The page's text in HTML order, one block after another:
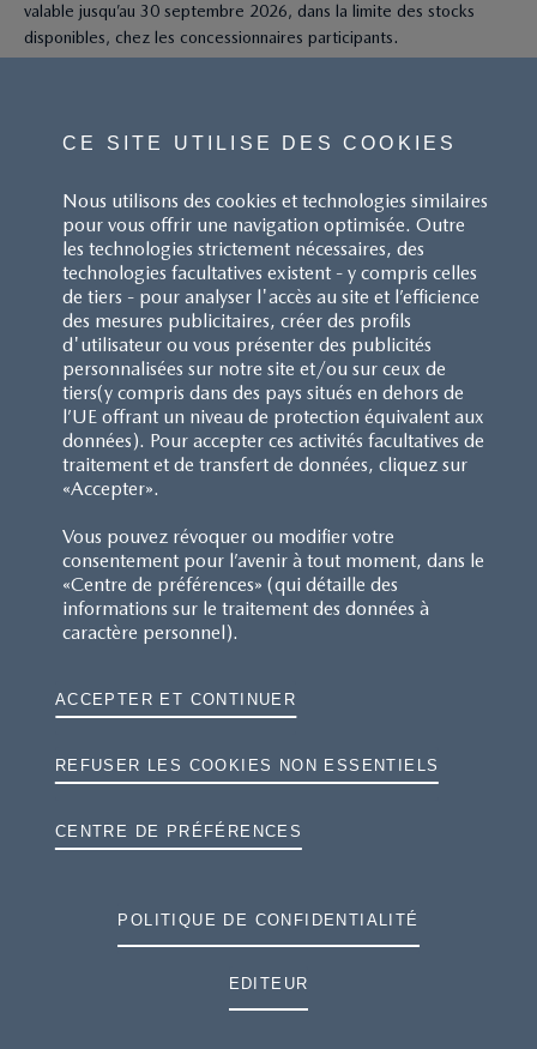
DEMANDER UN DEVIS / ESSAI
valable jusqu’au 30 septembre 2026, dans la limite des stocks
disponibles, chez les concessionnaires participants.
Pour les trajets courts, privilégiez la marche ou le vélo.
Pensez à covoiturer. Au quotidien, prenez les transports en
commun. #SeDéplacerMoinsPolluer
NOUS CONTACTER
FAQ
ETIQUETTE PNEUMATIQUE
GAMME DE VÉHICULES MAZDA
CONDITIONS GÉNÉRALES
CE SITE UTILISE DES COOKIES
Nous utilisons des cookies et technologies similaires
pour vous offrir une navigation optimisée. Outre
les technologies strictement nécessaires, des
technologies facultatives existent - y compris celles
de tiers - pour analyser l'accès au site et l’efficience
des mesures publicitaires, créer des profils
d'utilisateur ou vous présenter des publicités
personnalisées sur notre site et/ou sur ceux de
tiers(y compris dans des pays situés en dehors de
l’UE offrant un niveau de protection équivalent aux
données). Pour accepter ces activités facultatives de
traitement et de transfert de données, cliquez sur
«Accepter».
Vous pouvez révoquer ou modifier votre
consentement pour l’avenir à tout moment, dans le
«Centre de préférences» (qui détaille des
informations sur le traitement des données à
caractère personnel).
ACCEPTER ET CONTINUER
REFUSER LES COOKIES NON ESSENTIELS
CENTRE DE PRÉFÉRENCES
POLITIQUE DE CONFIDENTIALITÉ
EDITEUR